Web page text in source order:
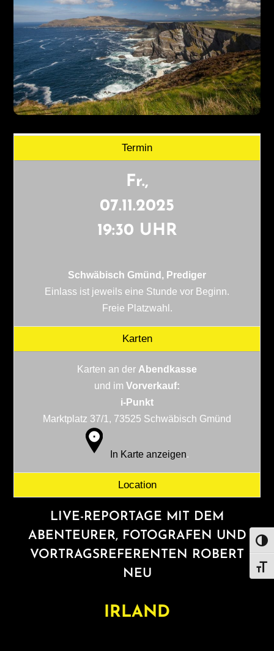
Termin
Fr.,
07.11.2025
19:30 UHR
Schwäbisch Gmünd, Prediger
Einlass ist jeweils eine Stunde vor Beginn.
Freie Platzwahl.
Karten
Karten an der Abendkasse
und im Vorverkauf:
i-Punkt
Marktplatz 37/1, 73525 Schwäbisch Gmünd
In Karte anzeigen.
Location
LIVE-REPORTAGE MIT DEM
ABENTEURER, FOTOGRAFEN UND
VORTRAGSREFERENTEN ROBERT
NEU
IRLAND